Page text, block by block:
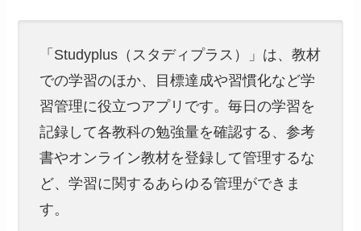
「Studyplus（スタディプラス）」は、教材
での学習のほか、目標達成や習慣化など学
習管理に役立つアプリです。毎日の学習を
記録して各教科の勉強量を確認する、参考
書やオンライン教材を登録して管理するな
ど、学習に関するあらゆる管理ができま
す。